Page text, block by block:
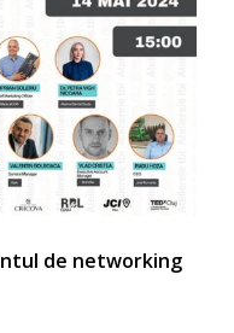
de networking